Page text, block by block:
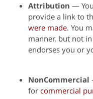
Attribution —
provide a link to
were made. You
manner, but not
endorses you or
NonCommercial
for commercial